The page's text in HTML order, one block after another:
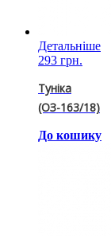
Детальніше
293 грн.
Туніка
(ОЗ-163/18)
До кошику